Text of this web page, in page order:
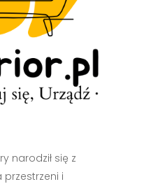
narodził się z
i